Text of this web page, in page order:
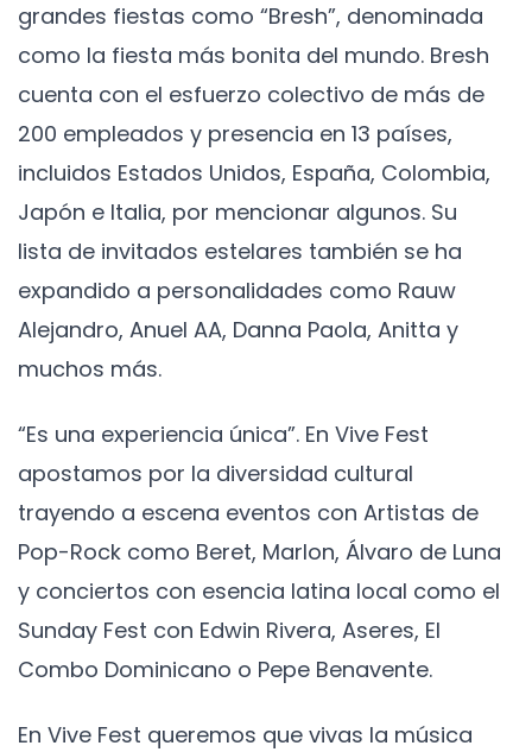
grandes fiestas como “Bresh”, denominada
como la fiesta más bonita del mundo. Bresh
cuenta con el esfuerzo colectivo de más de
200 empleados y presencia en 13 países,
incluidos Estados Unidos, España, Colombia,
Japón e Italia, por mencionar algunos. Su
lista de invitados estelares también se ha
expandido a personalidades como Rauw
Alejandro, Anuel AA, Danna Paola, Anitta y
muchos más.
“Es una experiencia única”. En Vive Fest
apostamos por la diversidad cultural
trayendo a escena eventos con Artistas de
Pop-Rock como Beret, Marlon, Álvaro de Luna
y conciertos con esencia latina local como el
Sunday Fest con Edwin Rivera, Aseres, El
Combo Dominicano o Pepe Benavente.
En Vive Fest queremos que vivas la música